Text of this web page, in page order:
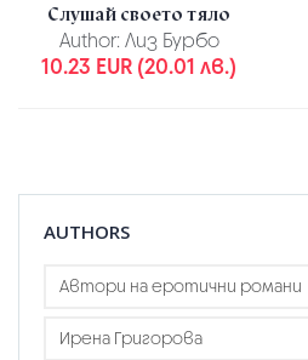
Слушай своето тяло
Author: Лиз Бурбо
10.23 EUR (20.01 лв.)
AUTHORS
Автори на еротични романи
Ирена Григорова